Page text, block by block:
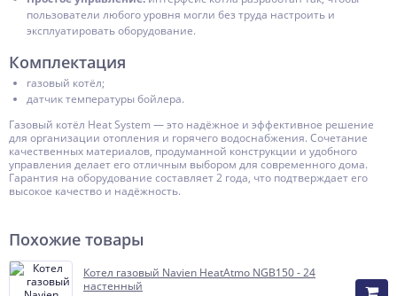
пользователи любого уровня могли без труда настроить и
эксплуатировать оборудование.
Комплектация
газовый котёл;
датчик температуры бойлера.
Газовый котёл Heat System — это надёжное и эффективное решение
для организации отопления и горячего водоснабжения. Сочетание
качественных материалов, продуманной конструкции и удобного
управления делает его отличным выбором для современного дома.
Гарантия на оборудование составляет 2 года, что подтверждает его
высокое качество и надёжность.
Похожие товары
Котел газовый Navien HeatAtmo NGB150 - 24
настенный